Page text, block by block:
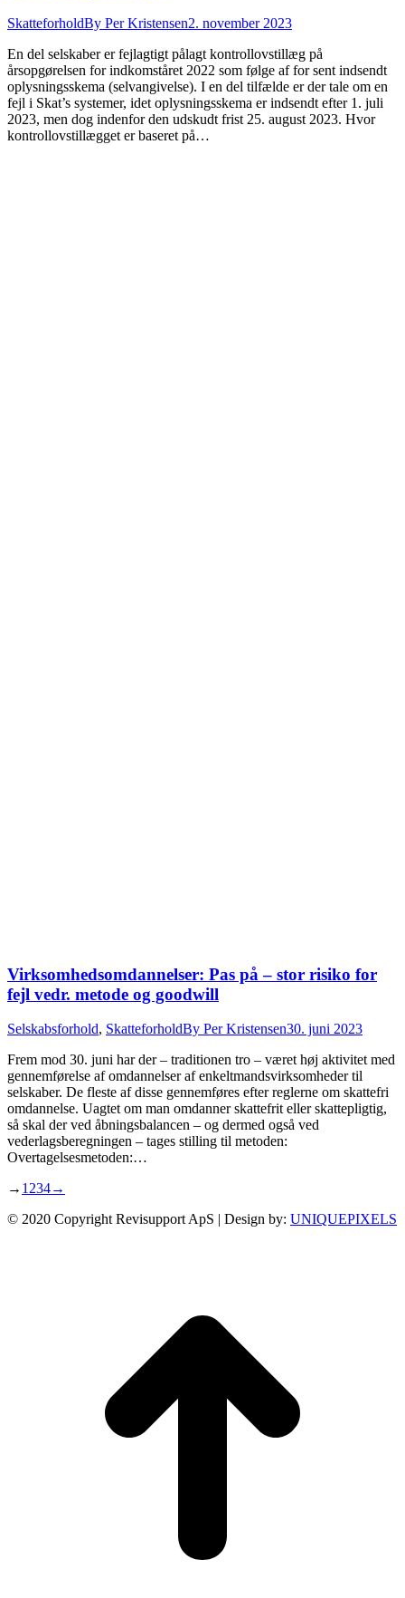
SkatteforholdBy Per Kristensen2. november 2023
En del selskaber er fejlagtigt pålagt kontrollovstillæg på
årsopgørelsen for indkomståret 2022 som følge af for sent indsendt
oplysningsskema (selvangivelse). I en del tilfælde er der tale om en
fejl i Skat’s systemer, idet oplysningsskema er indsendt efter 1. juli
2023, men dog indenfor den udskudt frist 25. august 2023. Hvor
kontrollovstillægget er baseret på…
Virksomhedsomdannelser: Pas på – stor risiko for
fejl vedr. metode og goodwill
Selskabsforhold, SkatteforholdBy Per Kristensen30. juni 2023
Frem mod 30. juni har der – traditionen tro – været høj aktivitet med
gennemførelse af omdannelser af enkeltmandsvirksomheder til
selskaber. De fleste af disse gennemføres efter reglerne om skattefri
omdannelse. Uagtet om man omdanner skattefrit eller skattepligtig,
så skal der ved åbningsbalancen – og dermed også ved
vederlagsberegningen – tages stilling til metoden:
Overtagelsesmetoden:…
→ 1 234→
© 2020 Copyright Revisupport ApS | Design by: UNIQUEPIXELS